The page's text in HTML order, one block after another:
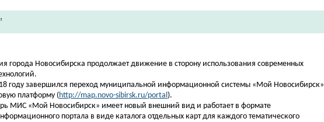
города Новосибирска продолжает движение в сторону использования современных
году завершился переход муниципальной информационной системы «Мой Новосибирск»
платформу (http://map.novo-sibirsk.ru/portal).
МИС «Мой Новосибирск» имеет новый внешний вид и работает в формате
портала в виде каталога отдельных карт для каждого тематического